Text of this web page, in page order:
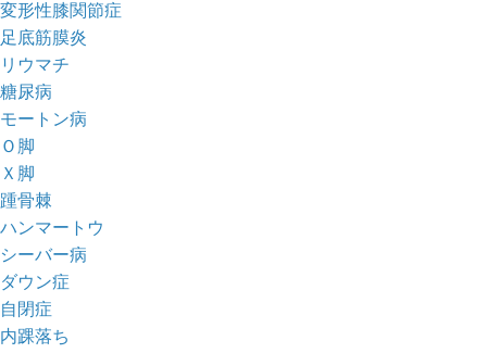
変形性膝関節症
足底筋膜炎
リウマチ
糖尿病
モートン病
Ｏ脚
Ｘ脚
踵骨棘
ハンマートウ
シーバー病
ダウン症
自閉症
内踝落ち